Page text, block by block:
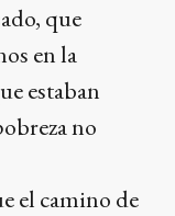
que
en la
estaban
no
el camino de